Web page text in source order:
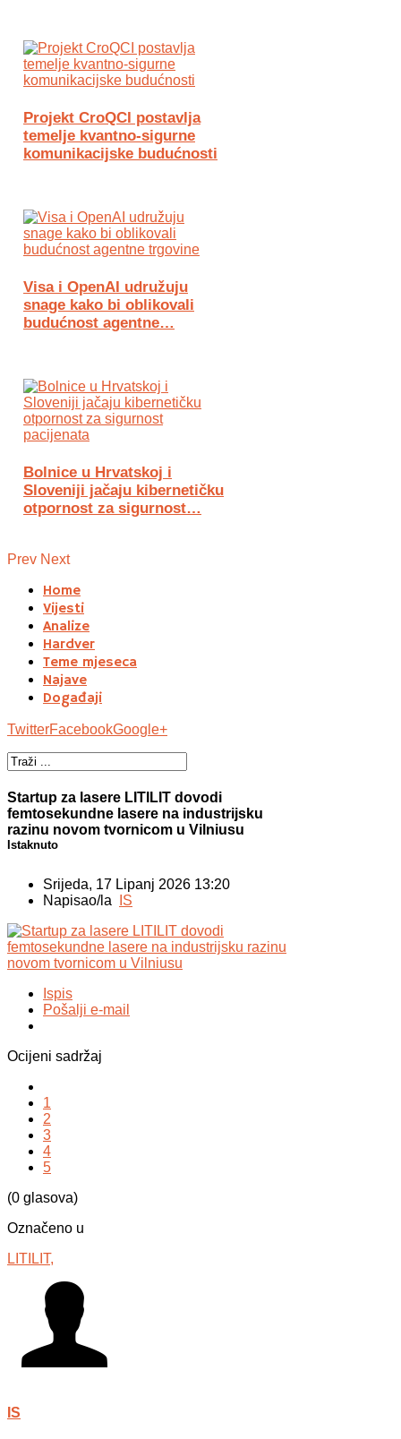
Projekt CroQCI postavlja
temelje kvantno-sigurne
komunikacijske budućnosti
Visa i OpenAI udružuju
snage kako bi oblikovali
budućnost agentne…
Bolnice u Hrvatskoj i
Sloveniji jačaju kibernetičku
otpornost za sigurnost…
Prev Next
Home
Vijesti
Analize
Hardver
Teme mjeseca
Najave
Događaji
TwitterFacebookGoogle+
Startup za lasere LITILIT dovodi
femtosekundne lasere na industrijsku
razinu novom tvornicom u Vilniusu
Istaknuto
Srijeda, 17 Lipanj 2026 13:20
Napisao/la
IS
Ispis
Pošalji e-mail
Ocijeni sadržaj
1
2
3
4
5
(0 glasova)
Označeno u
LITILIT,
IS